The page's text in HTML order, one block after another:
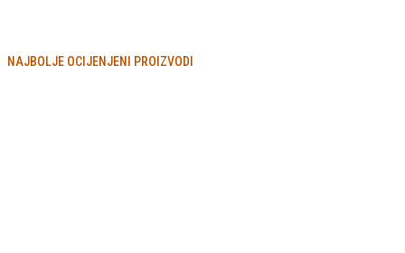
NAJBOLJE OCIJENJENI PROIZVODI